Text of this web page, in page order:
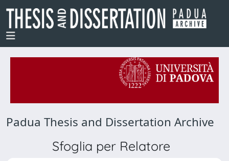
Padua Thesis and Dissertation Archive
Sfoglia per Relatore